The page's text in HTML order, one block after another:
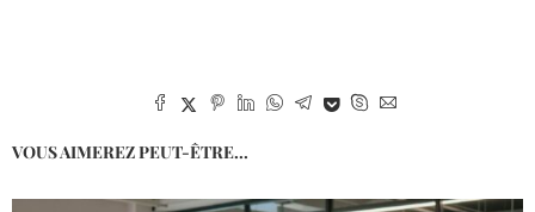
VOUS AIMEREZ PEUT-ÊTRE...